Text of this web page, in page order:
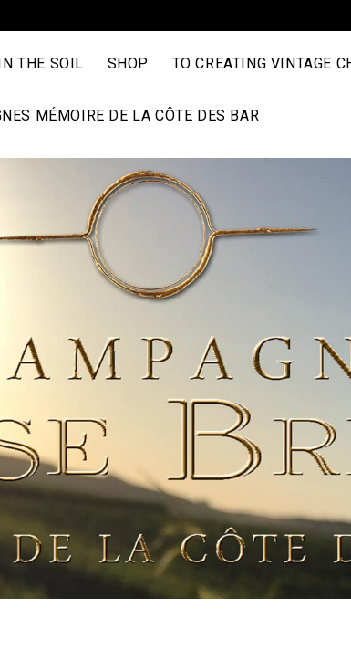
THE SOIL SHOP TO CREATING VINTAGE
MÉMOIRE DE LA CÔTE DES BAR